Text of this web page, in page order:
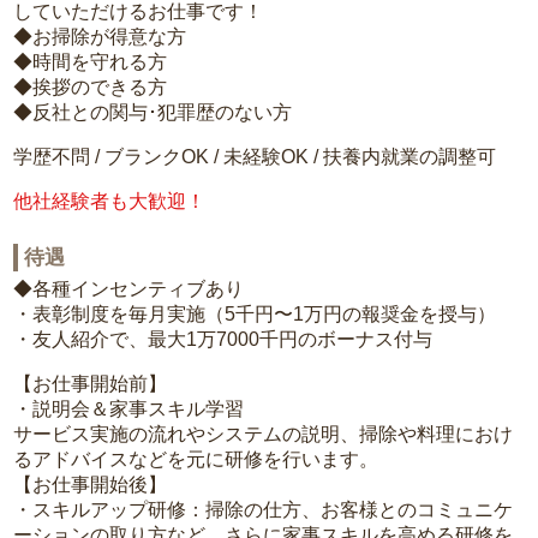
していただけるお仕事です！
◆お掃除が得意な方
◆時間を守れる方
◆挨拶のできる方
◆反社との関与･犯罪歴のない方
学歴不問 / ブランクOK / 未経験OK / 扶養内就業の調整可
他社経験者も大歓迎！
待遇
◆各種インセンティブあり
・表彰制度を毎月実施（5千円〜1万円の報奨金を授与）
・友人紹介で、最大1万7000千円のボーナス付与
【お仕事開始前】
・説明会＆家事スキル学習
サービス実施の流れやシステムの説明、掃除や料理におけ
るアドバイスなどを元に研修を行います。
【お仕事開始後】
・スキルアップ研修：掃除の仕方、お客様とのコミュニケ